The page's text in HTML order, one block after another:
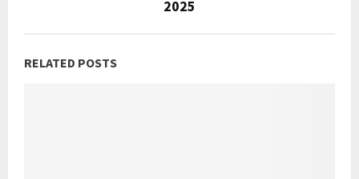
2025
RELATED POSTS